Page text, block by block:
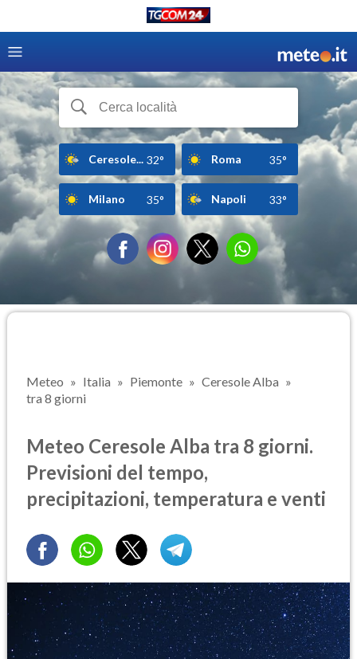
Ceresole... 32° Roma 35°
Milano 35° Napoli 33°
Meteo Italia Piemonte
Ceresole Alba
tra 8 giorni
Meteo Ceresole Alba tra 8 giorni.
Previsioni del tempo,
precipitazioni, temperatura e venti